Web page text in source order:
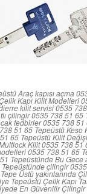
Araç kapısı açma
Kapı Kilit Modelleri
kilit servisi 0535
çilingir 0535 738 51 65
tedbirler 0535 738 51
51 65 Tepeüstü Keso
65 Tepeüstü Kilit
Kilit 0535 738 51
0535 738 51 65
Tepeüstünde Bu Gece
Tepeüstünde çilingir
Üstü yakınlarında
Tepeüstü Çelik Kapı
En Güvenilir